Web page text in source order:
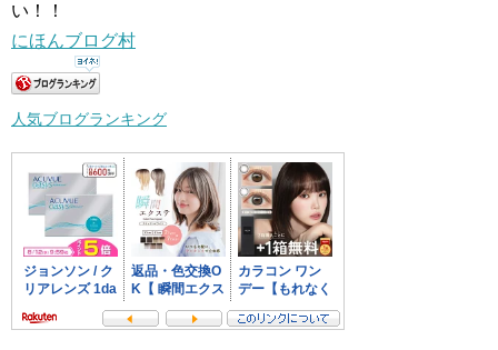
い！！
にほんブログ村
人気ブログランキング